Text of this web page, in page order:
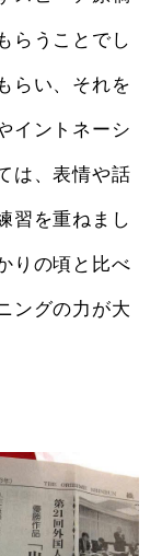
らうことでし
らい、それを
イントネーシ
は、表情や話
習を重ねまし
りの頃と比べ
ングの力が大